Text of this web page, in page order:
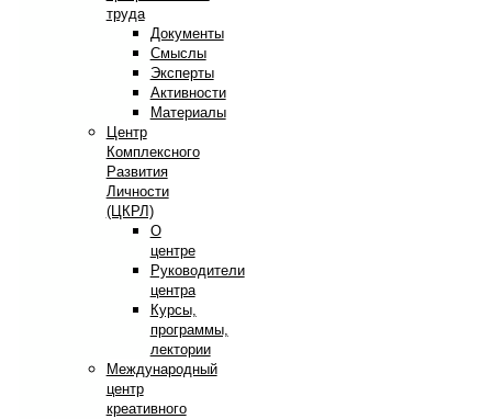
труда
Документы
Смыслы
Эксперты
Активности
Материалы
Центр
Комплексного
Развития
Личности
(ЦКРЛ)
О
центре
Руководители
центра
Курсы,
программы,
лектории
Международный
центр
креативного